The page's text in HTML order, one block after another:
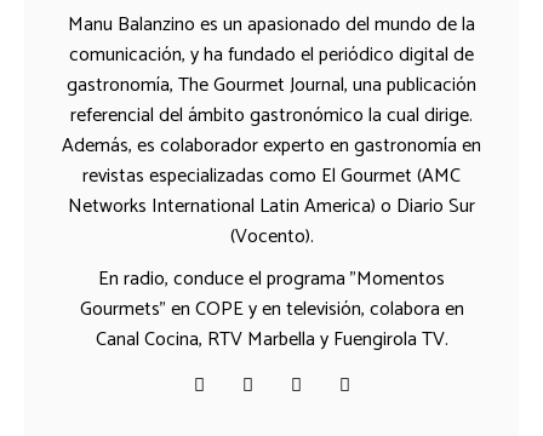
Manu Balanzino es un apasionado del mundo de la
comunicación, y ha fundado el periódico digital de
gastronomía, The Gourmet Journal, una publicación
referencial del ámbito gastronómico la cual dirige.
Además, es colaborador experto en gastronomía en
revistas especializadas como El Gourmet (AMC
Networks International Latin America) o Diario Sur
(Vocento).
En radio, conduce el programa "Momentos
Gourmets" en COPE y en televisión, colabora en
Canal Cocina, RTV Marbella y Fuengirola TV.